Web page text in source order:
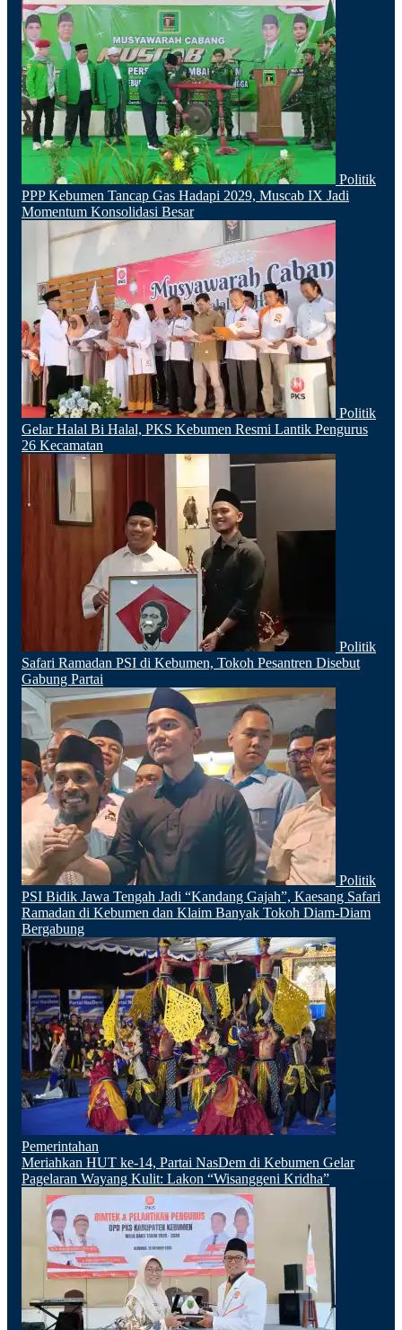
Politik
PPP Kebumen Tancap Gas Hadapi 2029, Muscab IX Jadi
Momentum Konsolidasi Besar
Politik
Gelar Halal Bi Halal, PKS Kebumen Resmi Lantik Pengurus
26 Kecamatan
Politik
Safari Ramadan PSI di Kebumen, Tokoh Pesantren Disebut
Gabung Partai
Politik
PSI Bidik Jawa Tengah Jadi “Kandang Gajah”, Kaesang Safari
Ramadan di Kebumen dan Klaim Banyak Tokoh Diam-Diam
Bergabung
Pemerintahan
Meriahkan HUT ke-14, Partai NasDem di Kebumen Gelar
Pagelaran Wayang Kulit: Lakon “Wisanggeni Kridha”